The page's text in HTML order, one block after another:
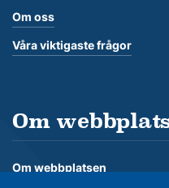
Om oss
Våra viktigaste frågor
Om
Om webbplatsen